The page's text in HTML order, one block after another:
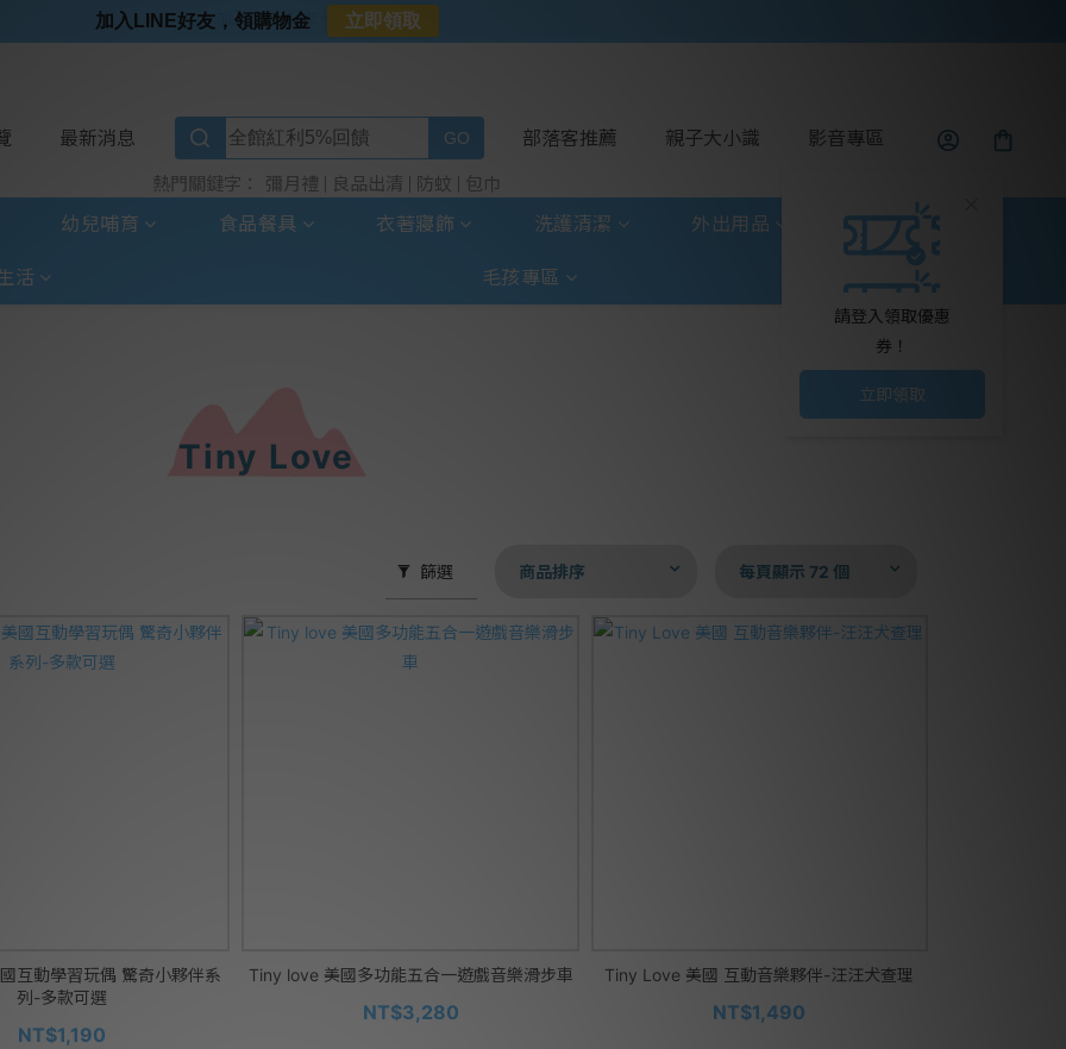
⭐加入LINE好友⭐
⭐超取選全家⭐滿$888贈霜淇淋禮物卡
最新消息
熱門關鍵字： 彌月禮 良品出清 防蚊 包巾
部落客推薦 親子大小識 影音專區
請登入領取優惠
券！
立即領取
幼兒哺育 食品餐具 衣著寢飾 洗護清潔 外出用品 玩具童書
活 毛孩專區
Tiny Love
篩選 商品排序 每頁顯示 72 個
互動學習玩偶 驚奇小夥伴系
列-多款可選
NT$1,190
Tiny love 美國多功能五合一遊戲音樂滑步車
NT$3,280
Tiny Love 美國 互動音樂夥伴-汪汪犬查理
NT$1,490
加入LINE好友，領購物金 立即領取